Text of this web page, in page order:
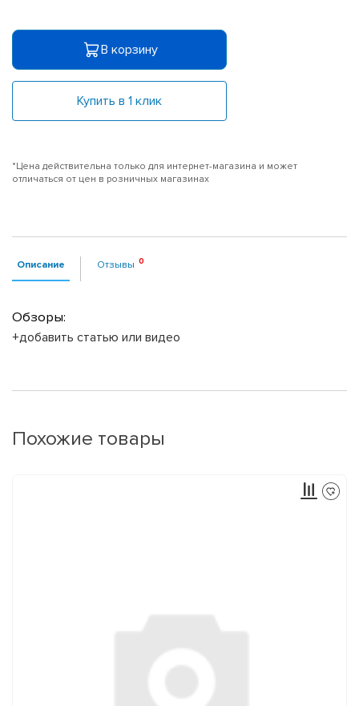
В корзину
Купить в 1 клик
*Цена действительна только для интернет-магазина и может
отличаться от цен в розничных магазинах
Описание Отзывы
Обзоры:
+добавить статью или видео
Похожие товары